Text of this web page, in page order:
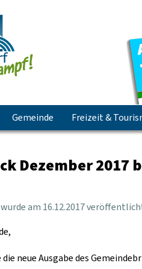
Gemeinde Freizeit &
Dezember 2017
am 16.12.2017
neue Ausgabe des